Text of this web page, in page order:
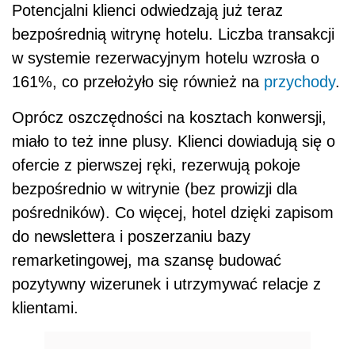
Potencjalni klienci odwiedzają już teraz
bezpośrednią witrynę hotelu. Liczba transakcji
w systemie rezerwacyjnym hotelu wzrosła o
161%, co przełożyło się również na przychody.
Oprócz oszczędności na kosztach konwersji,
miało to też inne plusy. Klienci dowiadują się o
ofercie z pierwszej ręki, rezerwują pokoje
bezpośrednio w witrynie (bez prowizji dla
pośredników). Co więcej, hotel dzięki zapisom
do newslettera i poszerzaniu bazy
remarketingowej, ma szansę budować
pozytywny wizerunek i utrzymywać relacje z
klientami.